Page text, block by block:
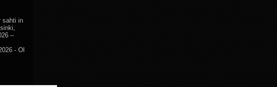
sahti in
–
- Ol